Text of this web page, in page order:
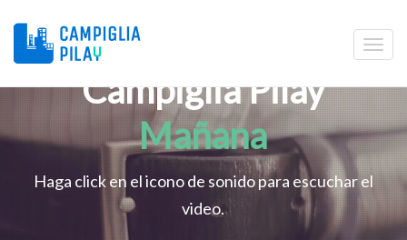
Campiglia Pilay
Mañana
Haga click en el icono de sonido para escuchar el
video.